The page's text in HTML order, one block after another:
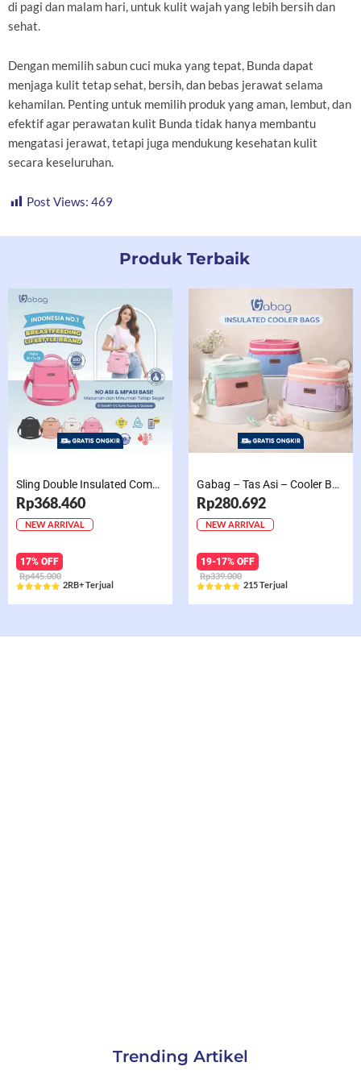
di pagi dan malam hari, untuk kulit wajah yang lebih bersih dan
sehat.
Dengan memilih sabun cuci muka yang tepat, Bunda dapat
menjaga kulit tetap sehat, bersih, dan bebas jerawat selama
kehamilan. Penting untuk memilih produk yang aman, lembut, dan
efektif agar perawatan kulit Bunda tidak hanya membantu
mengatasi jerawat, tetapi juga mendukung kesehatan kulit
secara keseluruhan.
Post Views: 469
Produk Terbaik
Sling Double Insulated Compartment Cappucino Black, Creamy, Salem, Chocolate
Rp368.460
NEW ARRIVAL
17% OFF
Rp445.000
Rated
2RB+ Terjual
Gabag – Tas Asi – Cooler Bag Sling Single Compartment Mint Grape Bubble
Rp280.692
NEW ARRIVAL
19-17% OFF
Rp339.000
Rated
215 Terjual
Trending Artikel